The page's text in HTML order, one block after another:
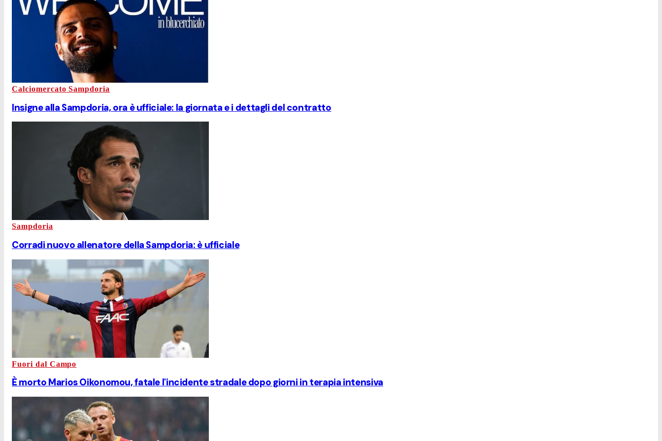
Calciomercato Sampdoria
Insigne alla Sampdoria, ora è ufficiale: la giornata e i dettagli del contratto
Sampdoria
Corradi nuovo allenatore della Sampdoria: è ufficiale
Fuori dal Campo
È morto Marios Oikonomou, fatale l'incidente stradale dopo giorni in terapia intensiva